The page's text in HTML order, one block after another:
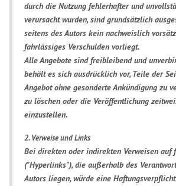
durch die Nutzung fehlerhafter und
verursacht wurden, sind grundsätzlich
seitens des Autors kein nachweislich
fahrlässiges Verschulden vorliegt.
Alle Angebote sind freibleibend und
behält es sich ausdrücklich vor, Teile der
Angebot ohne gesonderte Ankündigung zu
zu löschen oder die Veröffentlichung
einzustellen.
2. Verweise und Links
Bei direkten oder indirekten Verweisen auf
("Hyperlinks"), die außerhalb des
Autors liegen, würde eine